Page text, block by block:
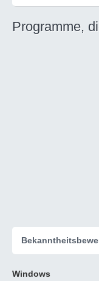
Programme,
Windows